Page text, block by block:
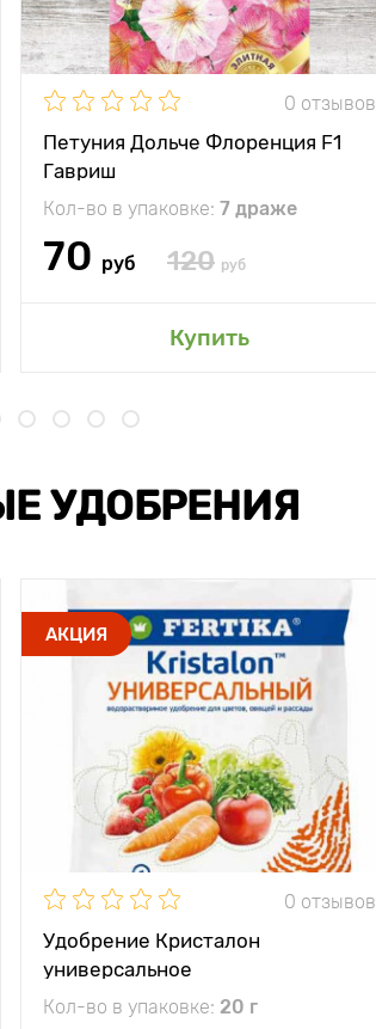
0 отзывов
Петуния Дольче Флоренция F1
Гавриш
Кол-во в упаковке: 7 драже
70 руб 120 руб
Купить
УДОБРЕНИЯ
АКЦИЯ
0 отзывов
Удобрение Кристалон
универсальное
Кол-во в упаковке: 20 г